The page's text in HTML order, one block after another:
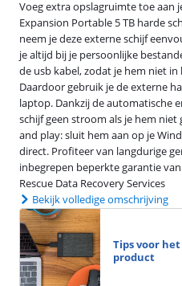
Voeg extra opslagruimte toe aan
Expansion Portable 5 TB harde
neem je deze externe schijf
je altijd bij je persoonlijke
de usb kabel, zodat je hem niet
Daardoor gebruik je de externe
laptop. Dankzij de automatische
schijf geen stroom als je hem
and play: sluit hem aan op je
direct. Profiteer van langdurige
inbegrepen beperkte garantie
Rescue Data Recovery Services
Bekijk volledige omschrijving
Tips voor
product